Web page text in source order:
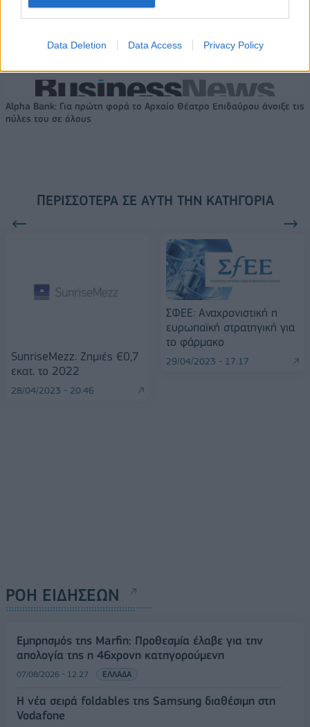
Data Deletion Data Access Privacy Policy
18η συνεχόμενη χρονιά για τον ΟΤΕ στη διεθνή σειρά δεικτών
Alpha Bank: Για πρώτη φορά το Αρχαίο Θέατρο Επιδαύρου άνοιξε τις
πύλες του σε όλους
ΠΕΡΙΣΣΌΤΕΡΑ ΣΕ ΑΥΤΉ ΤΗΝ ΚΑΤΗΓΟΡΊΑ
SunriseMezz: Ζημιές €0,7
εκατ. το 2022
28/04/2023 - 20:46
ΣΦΕΕ: Αναχρονιστική η
ευρωπαϊκή στρατηγική για
το φάρμακο
29/04/2023 - 17:17
ΡΟΗ ΕΙΔΗΣΕΩΝ
Εμπρησμός της Marfin: Προθεσμία έλαβε για την
απολογία της η 46χρονη κατηγορούμενη
07/08/2026 - 12:27 ΕΛΛΑΔΑ
Η νέα σειρά foldables της Samsung διαθέσιμη στη
Vodafone